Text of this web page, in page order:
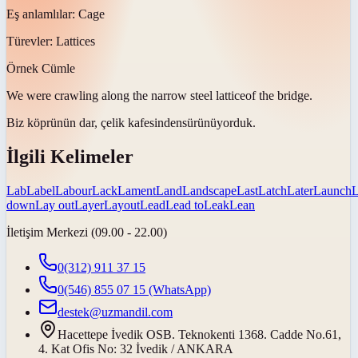
Eş anlamlılar: Cage
Türevler: Lattices
Örnek Cümle
We were crawling along the narrow steel latticeof the bridge.
Biz köprünün dar, çelik kafesindensürünüyorduk.
İlgili Kelimeler
LabLabelLabourLackLamentLandLandscapeLastLatchLaterLaunch
downLay outLayerLayoutLeadLead toLeakLean
İletişim Merkezi (09.00 - 22.00)
0(312) 911 37 15
0(546) 855 07 15 (WhatsApp)
destek@uzmandil.com
Hacettepe İvedik OSB. Teknokenti 1368. Cadde No.61,
4. Kat Ofis No: 32 İvedik / ANKARA